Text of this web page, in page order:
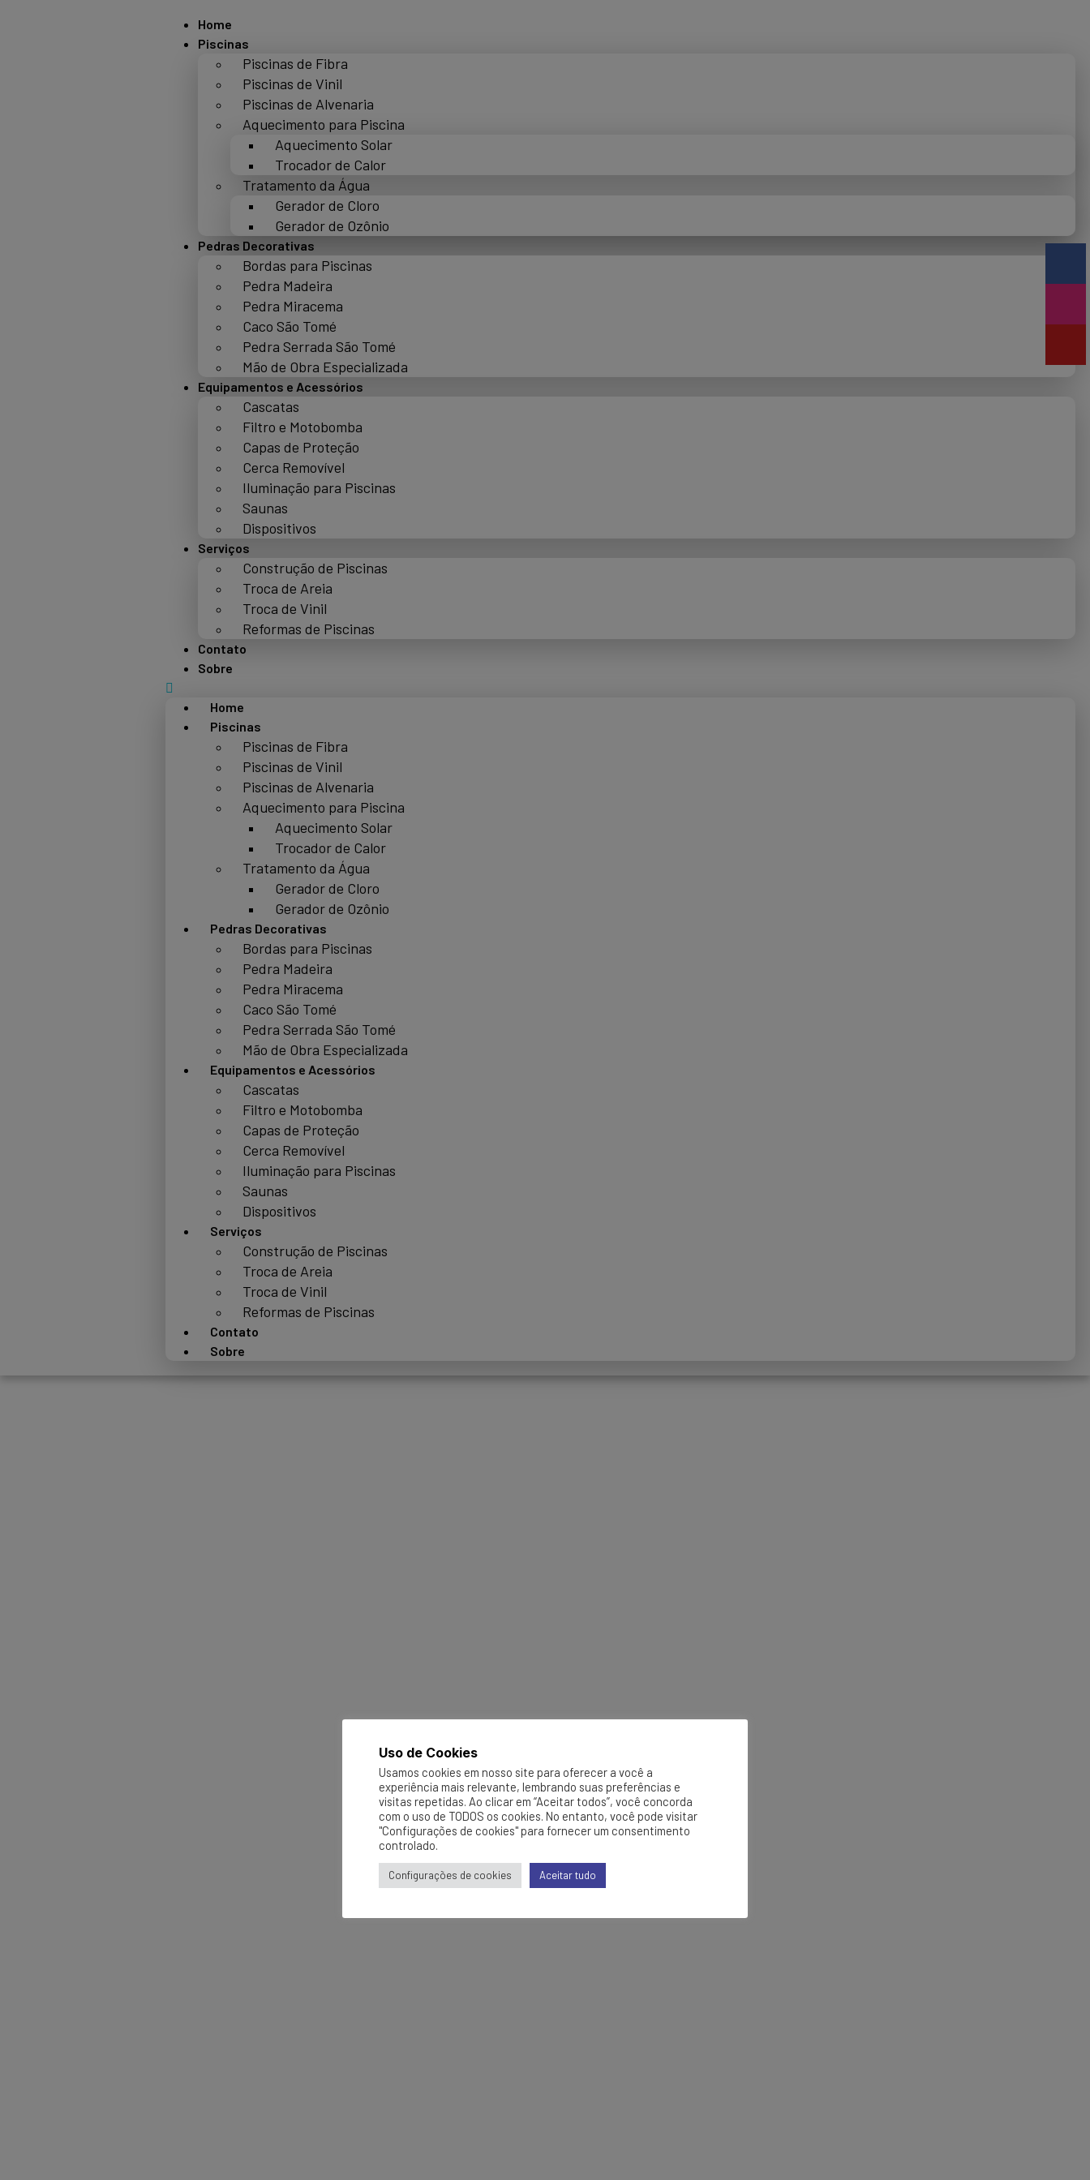
Home
Piscinas
Piscinas de Fibra
Piscinas de Vinil
Piscinas de Alvenaria
Aquecimento para Piscina
Aquecimento Solar
Trocador de Calor
Tratamento da Água
Gerador de Cloro
Gerador de Ozônio
Pedras Decorativas
Bordas para Piscinas
Pedra Madeira
Pedra Miracema
Caco São Tomé
Pedra Serrada São Tomé
Mão de Obra Especializada
Equipamentos e Acessórios
Cascatas
Filtro e Motobomba
Capas de Proteção
Cerca Removível
Iluminação para Piscinas
Saunas
Dispositivos
Serviços
Construção de Piscinas
Troca de Areia
Troca de Vinil
Reformas de Piscinas
Contato
Sobre
Home
Piscinas
Piscinas de Fibra
Piscinas de Vinil
Piscinas de Alvenaria
Aquecimento para Piscina
Aquecimento Solar
Trocador de Calor
Tratamento da Água
Gerador de Cloro
Gerador de Ozônio
Pedras Decorativas
Bordas para Piscinas
Pedra Madeira
Pedra Miracema
Caco São Tomé
Pedra Serrada São Tomé
Mão de Obra Especializada
Equipamentos e Acessórios
Cascatas
Filtro e Motobomba
Capas de Proteção
Cerca Removível
Iluminação para Piscinas
Saunas
Dispositivos
Serviços
Construção de Piscinas
Troca de Areia
Troca de Vinil
Reformas de Piscinas
Contato
Sobre
Uso de Cookies
Usamos cookies em nosso site para oferecer a você a
experiência mais relevante, lembrando suas preferências e
visitas repetidas. Ao clicar em “Aceitar todos”, você concorda
com o uso de TODOS os cookies. No entanto, você pode visitar
"Configurações de cookies" para fornecer um consentimento
controlado.
Configurações de cookies Aceitar tudo